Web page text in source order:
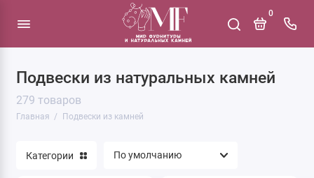
0
Подвески из натуральных камней
279 товаров
Главная Подвески из камней
Категории